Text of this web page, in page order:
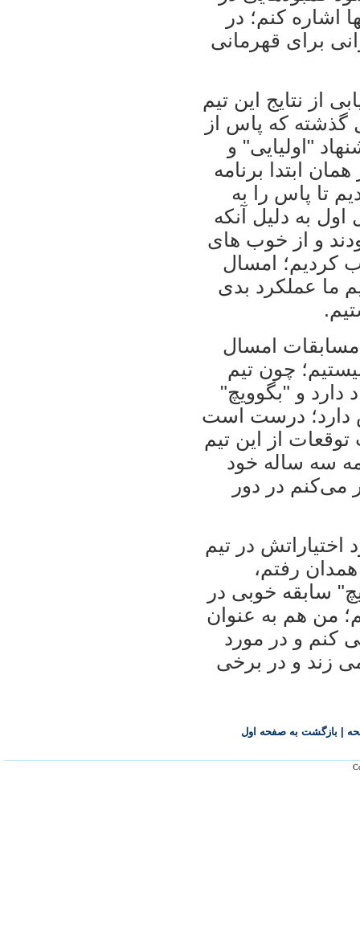
اشاره کنم؛ در
برای قهرمانی
از نتايج اين تيم
گذشته که پاس از
"اوليايی" و
ابتدا برنامه
تا پاس را به
به دليل آنکه
و از خوب های
کرديم؛ امسال
تيم ما عملکرد بدی
امسال
چون تيم
دارد و "بگوويچ"
دارد؛ درست است
از اين تيم
سه ساله خود
در دور
در تيم
رفتم،
سابقه خوبی در
من هم به عنوان
کنم و در مورد
زند و در برخی
بازگشت به صفحه اول